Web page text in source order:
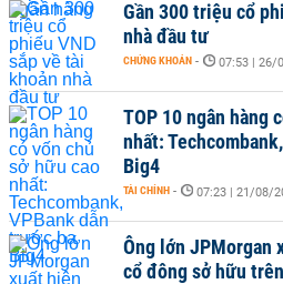
Gần 300 triệu cổ
nhà đầu tư
CHỨNG KHOÁN - 07:53 | 26/
TOP 10 ngân hàng
nhất:
Big4
TÀI CHÍNH - 07:23 | 21/08/
Ông lớn JPMorgan
cổ đông sở hữu